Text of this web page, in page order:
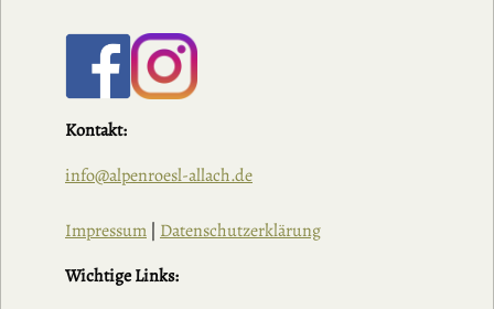
Kontakt:
info@alpenroesl-allach.de
Impressum | Datenschutzerklärung
Wichtige Links: